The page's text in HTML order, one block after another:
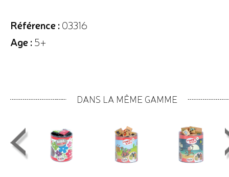
Référence :03316
Age :5+
DANS LA MÊME GAMME